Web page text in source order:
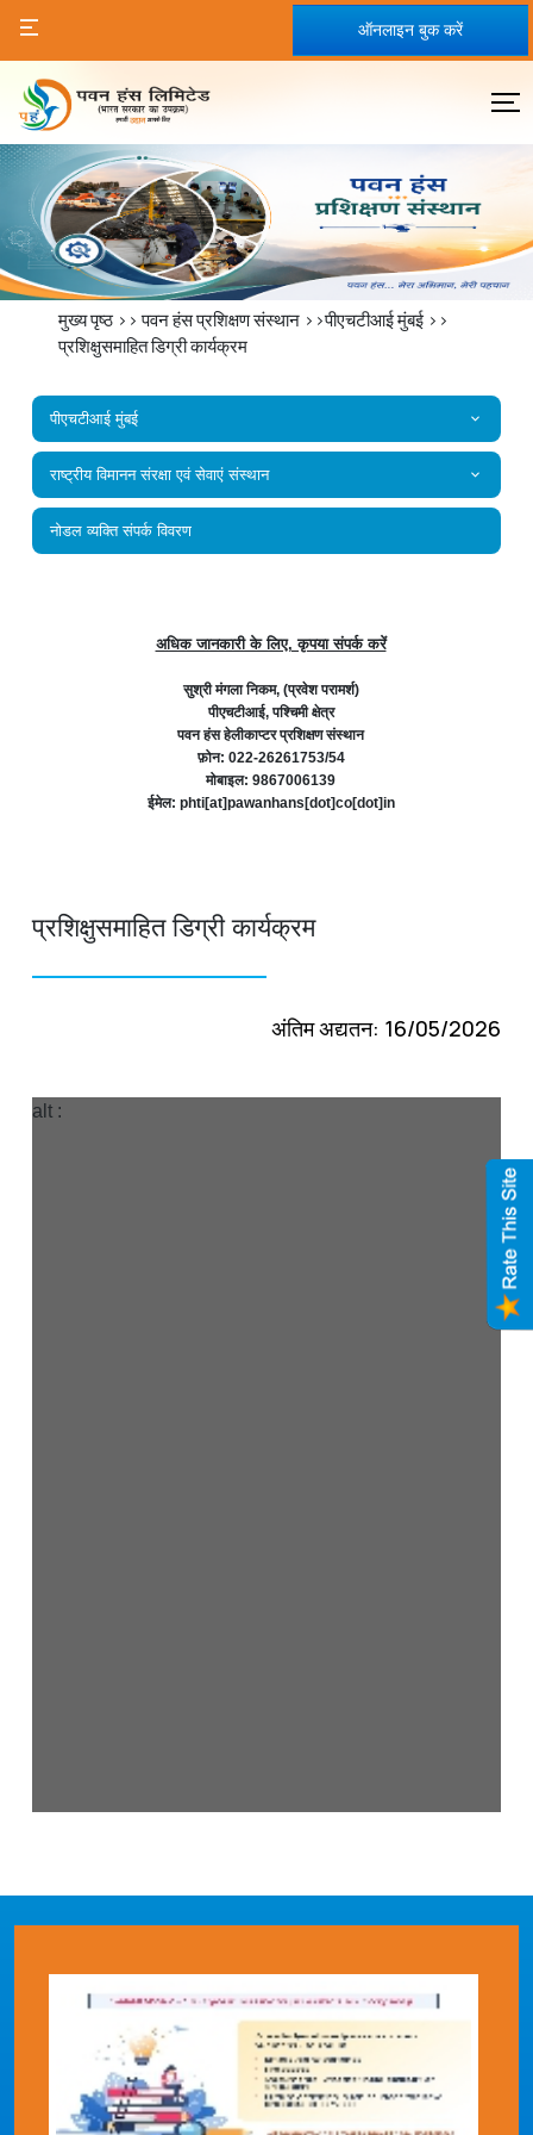
ऑनलाइन बुक करें
मुख्य पृष्ठ >>पवन हंस प्रशिक्षण संस्थान >>पीएचटीआई मुंबई >>
प्रशिक्षुसमाहित डिग्री कार्यक्रम
पीएचटीआई मुंबई
राष्‍ट्रीय विमानन संरक्षा एवं सेवाएं संस्‍थान
नोडल व्यक्ति संपर्क विवरण
अधिक जानकारी के लिए, कृपया संपर्क करें
सुश्री मंगला निकम, (प्रवेश परामर्श)
पीएचटीआई, पश्चिमी क्षेत्र
पवन हंस हेलीकाप्टर प्रशिक्षण संस्थान
फ़ोन: 022-26261753/54
मोबाइल: 9867006139
ईमेल: phti[at]pawanhans[dot]co[dot]in
प्रशिक्षुसमाहित डिग्री कार्यक्रम
अंतिम अद्यतन: 16/05/2026
alt :